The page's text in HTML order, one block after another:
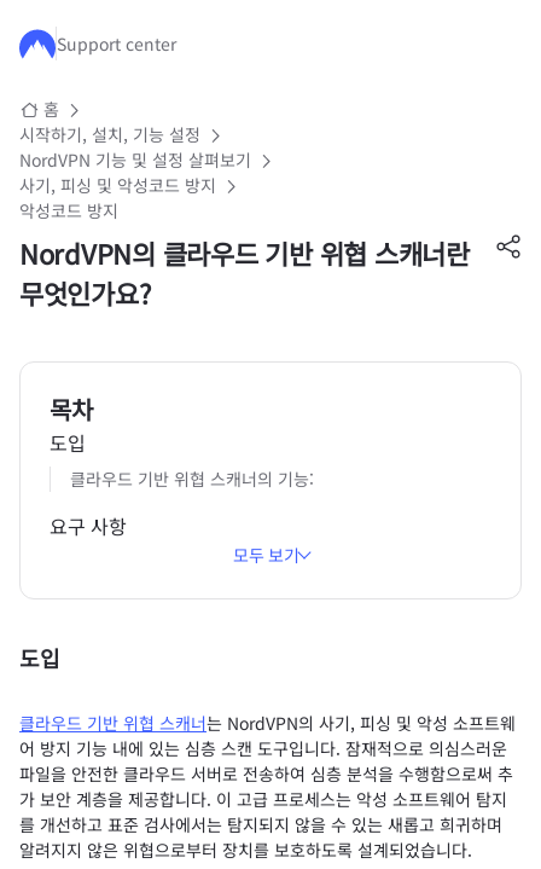
주요 콘텐츠로 건너뛰기
Support center
홈
시작하기, 설치, 기능 설정
NordVPN 기능 및 설정 살펴보기
사기, 피싱 및 악성코드 방지
악성코드 방지
NordVPN의 클라우드 기반 위협 스캐너란
무엇인가요?
목차
도입
클라우드 기반 위협 스캐너의 기능:
요구 사항
모두 보기
도입
클라우드 기반 위협 스캐너는 NordVPN의 사기, 피싱 및 악성 소프트웨
어 방지 기능 내에 있는 심층 스캔 도구입니다. 잠재적으로 의심스러운
파일을 안전한 클라우드 서버로 전송하여 심층 분석을 수행함으로써 추
가 보안 계층을 제공합니다. 이 고급 프로세스는 악성 소프트웨어 탐지
를 개선하고 표준 검사에서는 탐지되지 않을 수 있는 새롭고 희귀하며
알려지지 않은 위협으로부터 장치를 보호하도록 설계되었습니다.